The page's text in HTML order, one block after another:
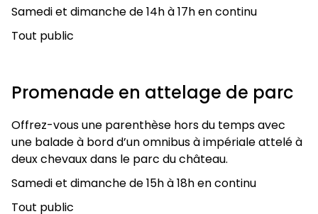
Samedi et dimanche de 14h à 17h en continu
Tout public
Promenade en attelage de parc
Offrez-vous une parenthèse hors du temps avec
une balade à bord d’un omnibus à impériale attelé à
deux chevaux dans le parc du château.
Samedi et dimanche de 15h à 18h en continu
Tout public